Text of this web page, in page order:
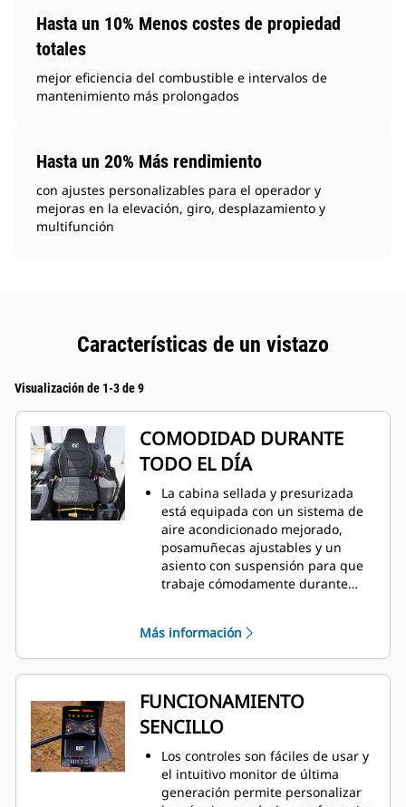
Hasta un 10% Menos costes de propiedad
totales
mejor eficiencia del combustible e intervalos de
mantenimiento más prolongados
Hasta un 20% Más rendimiento
con ajustes personalizables para el operador y
mejoras en la elevación, giro, desplazamiento y
multifunción
Características de un vistazo
Visualización de 1-3 de 9
COMODIDAD DURANTE
TODO EL DÍA
La cabina sellada y presurizada
está equipada con un sistema de
aire acondicionado mejorado,
posamuñecas ajustables y un
asiento con suspensión para que
trabaje cómodamente durante
Más información
FUNCIONAMIENTO
SENCILLO
Los controles son fáciles de usar y
el intuitivo monitor de última
generación permite personalizar